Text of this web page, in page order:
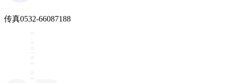
传真0532-66087188